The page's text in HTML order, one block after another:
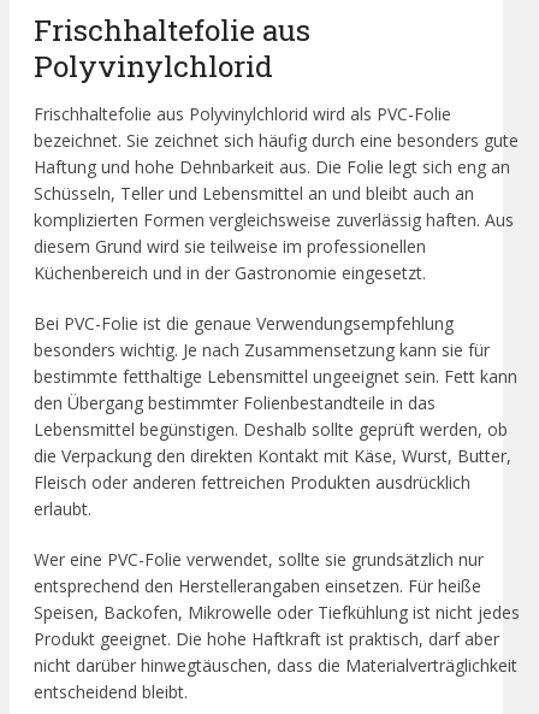
Frischhaltefolie aus
Polyvinylchlorid
Frischhaltefolie aus Polyvinylchlorid wird als PVC-Folie
bezeichnet. Sie zeichnet sich häufig durch eine besonders gute
Haftung und hohe Dehnbarkeit aus. Die Folie legt sich eng an
Schüsseln, Teller und Lebensmittel an und bleibt auch an
komplizierten Formen vergleichsweise zuverlässig haften. Aus
diesem Grund wird sie teilweise im professionellen
Küchenbereich und in der Gastronomie eingesetzt.
Bei PVC-Folie ist die genaue Verwendungsempfehlung
besonders wichtig. Je nach Zusammensetzung kann sie für
bestimmte fetthaltige Lebensmittel ungeeignet sein. Fett kann
den Übergang bestimmter Folienbestandteile in das
Lebensmittel begünstigen. Deshalb sollte geprüft werden, ob
die Verpackung den direkten Kontakt mit Käse, Wurst, Butter,
Fleisch oder anderen fettreichen Produkten ausdrücklich
erlaubt.
Wer eine PVC-Folie verwendet, sollte sie grundsätzlich nur
entsprechend den Herstellerangaben einsetzen. Für heiße
Speisen, Backofen, Mikrowelle oder Tiefkühlung ist nicht jedes
Produkt geeignet. Die hohe Haftkraft ist praktisch, darf aber
nicht darüber hinwegtäuschen, dass die Materialverträglichkeit
entscheidend bleibt.